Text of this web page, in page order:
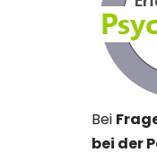
Bei
bei der